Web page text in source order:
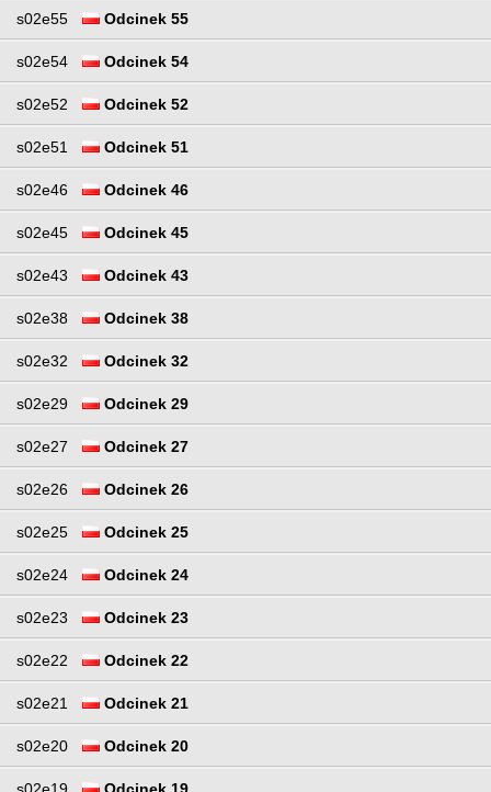
s02e55 Odcinek 55
s02e54 Odcinek 54
s02e52 Odcinek 52
s02e51 Odcinek 51
s02e46 Odcinek 46
s02e45 Odcinek 45
s02e43 Odcinek 43
s02e38 Odcinek 38
s02e32 Odcinek 32
s02e29 Odcinek 29
s02e27 Odcinek 27
s02e26 Odcinek 26
s02e25 Odcinek 25
s02e24 Odcinek 24
s02e23 Odcinek 23
s02e22 Odcinek 22
s02e21 Odcinek 21
s02e20 Odcinek 20